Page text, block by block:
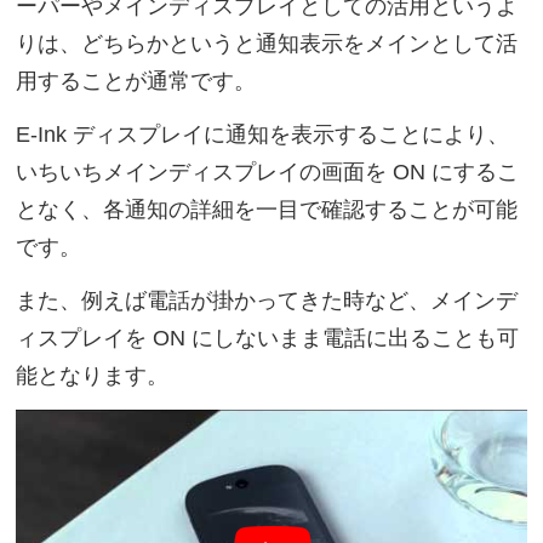
ーパーやメインディスプレイとしての活用というよ
りは、どちらかというと通知表示をメインとして活
用することが通常です。
E-Ink ディスプレイに通知を表示することにより、
いちいちメインディスプレイの画面を ON にするこ
となく、各通知の詳細を一目で確認することが可能
です。
また、例えば電話が掛かってきた時など、メインデ
ィスプレイを ON にしないまま電話に出ることも可
能となります。